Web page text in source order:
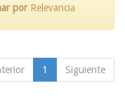
por Relevancia
1 Siguiente